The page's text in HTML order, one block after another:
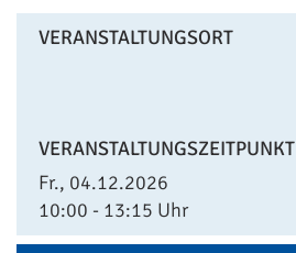
VERANSTALTUNGSORT
VERANSTALTUNGSZEITPUNKT
Fr., 04.12.2026
10:00 - 13:15 Uhr